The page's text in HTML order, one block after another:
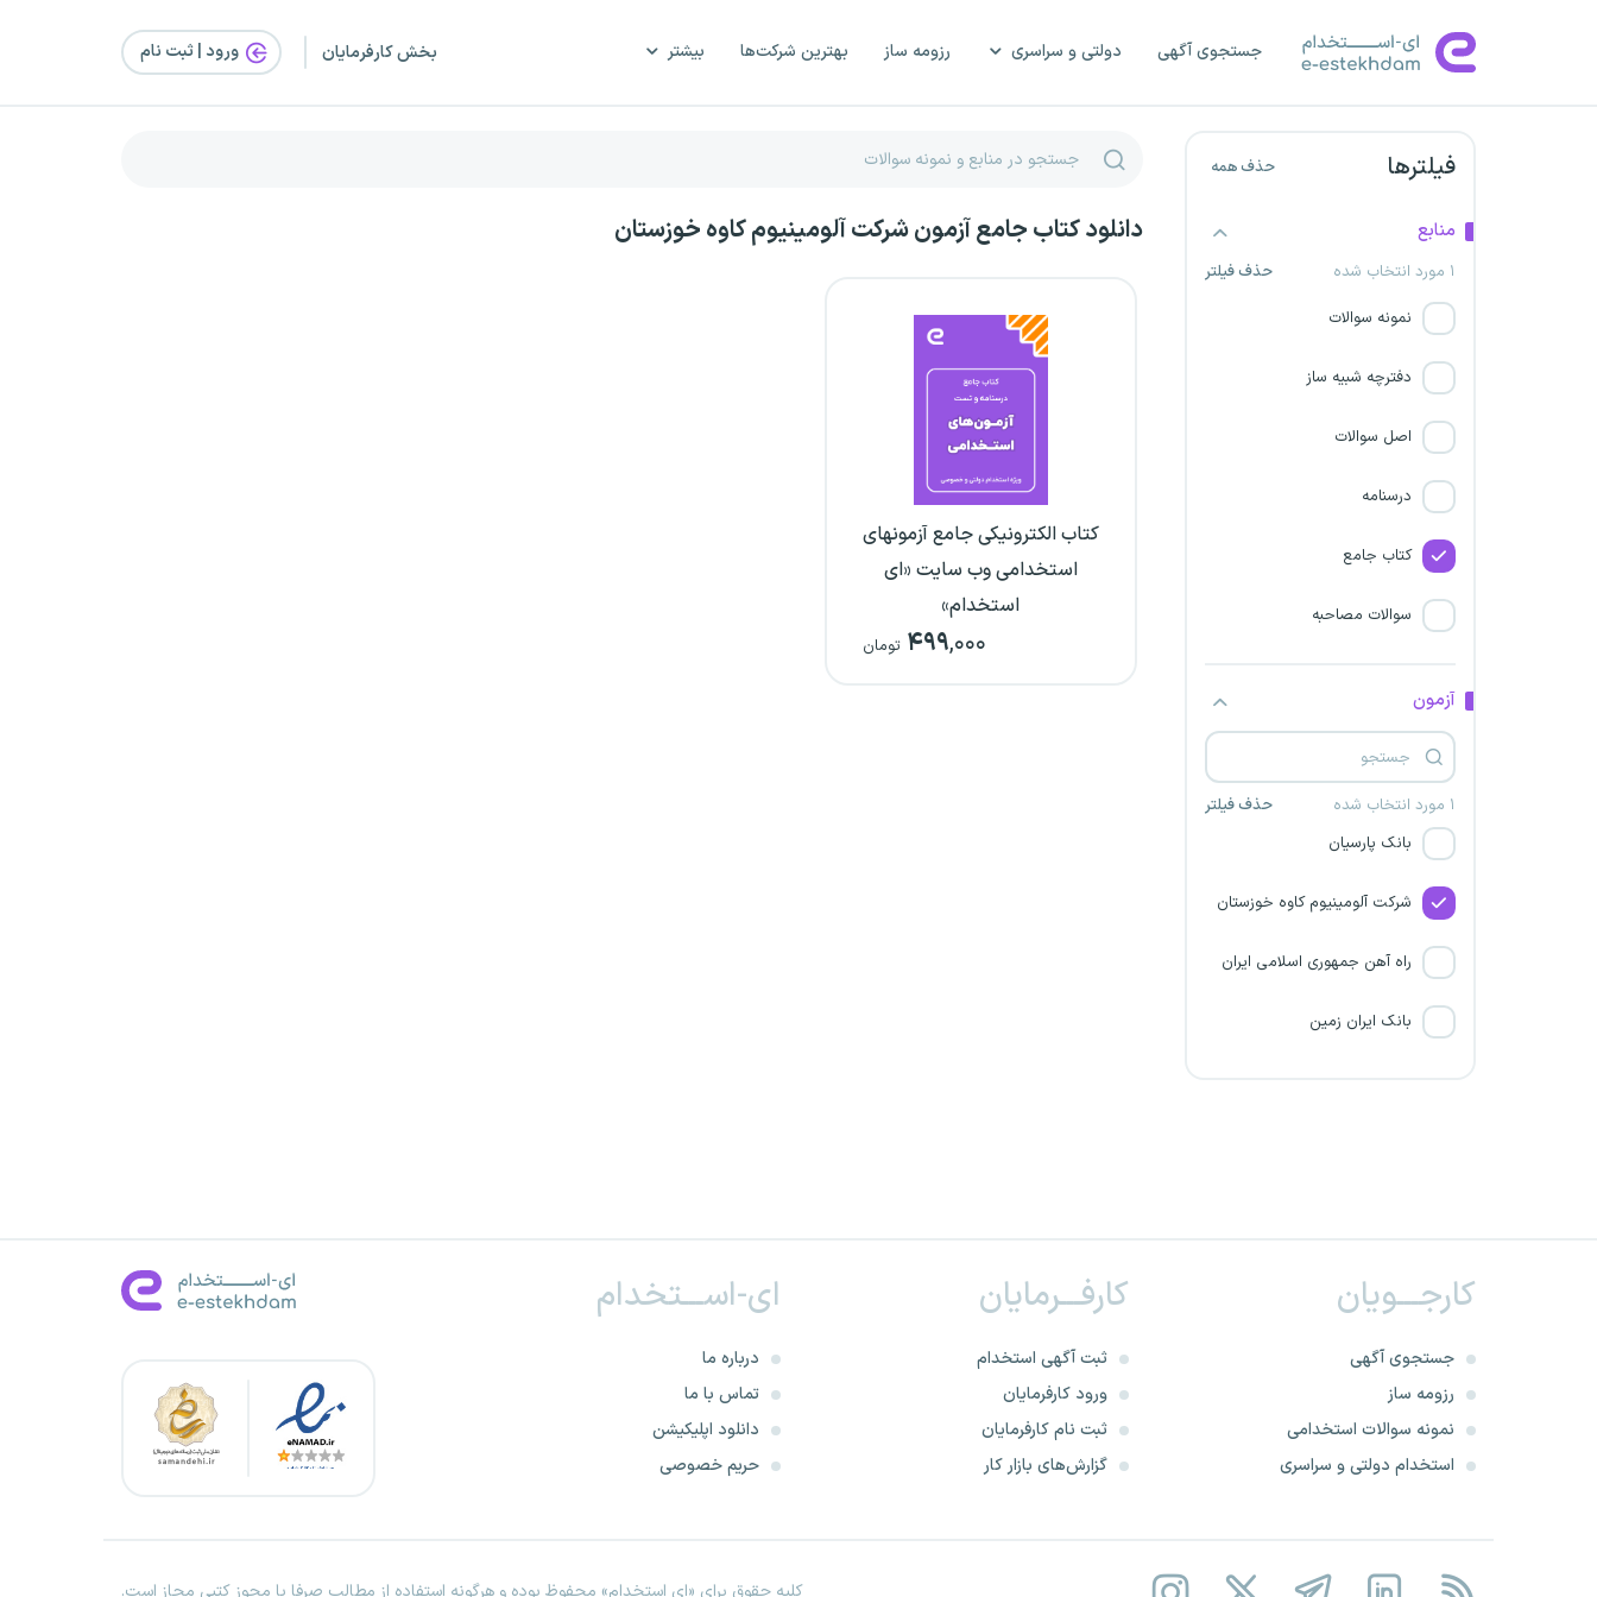
جستجوی آگهی دولتی و سراسری رزومه ساز بهترین شرکت‌ها بیشتر بخش کارفرمایان ورود | ثبت‌ نام
فیلترها حذف همه
منابع
۱ مورد انتخاب شده
حذف فیلتر
نمونه سوالات
دفترچه شبیه ساز
اصل سوالات
درسنامه
کتاب جامع
سوالات مصاحبه
آزمون
۱ مورد انتخاب شده حذف فیلتر
شرکت فولاد سفیددشت
شرکت توزیع نیروی برق قزوین
شرکت زغال سنگ البرز مرکزی
بانک گردشگری
مرکز جامع سرطان بیمارستان
برکت
شرکت آرامش سازان امین
شرکت صنایع شیر ایران
گروه صنعتی ایران خودرو
شرکت حمل ونقل ریلی رجاء
شرکت دریای طلایی کیش
بانک پارسیان
شرکت آلومینیوم کاوه خوزستان
راه آهن جمهوری اسلامی ایران
بانک ایران زمین
شرکت صنعتی و معدنی
موسسه حسابرسی تامین
اجتماعی
مازندران
دانلود کتاب جامع آزمون شرکت آلومینیوم کاوه خوزستان
کتاب الکترونیکی جامع آزمونهای
استخدامی وب سایت «ای
استخدام»
۴۹۹,۰۰۰ تومان
کارجـــویان
جستجوی آگهی
رزومه ساز
نمونه سوالات استخدامی
استخدام دولتی و سراسری
کارفـــرمایان
ثبت آگهی استخدام
ورود کارفرمایان
ثبت نام کارفرمایان
گزارش‌های بازار کار
ای-اســـتخدام
درباره ما
تماس با ما
دانلود اپلیکیشن
حریم خصوصی
کلیه حقوق برای «ای استخدام» محفوظ بوده و هرگونه استفاده از مطالب صرفا با مجوز کتبی مجاز است.